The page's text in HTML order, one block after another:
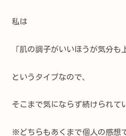
私は
「肌の調子がいいほうが気分も
というタイプなので、
そこまで気にならず続けられて
※どちらもあくまで個人の感想